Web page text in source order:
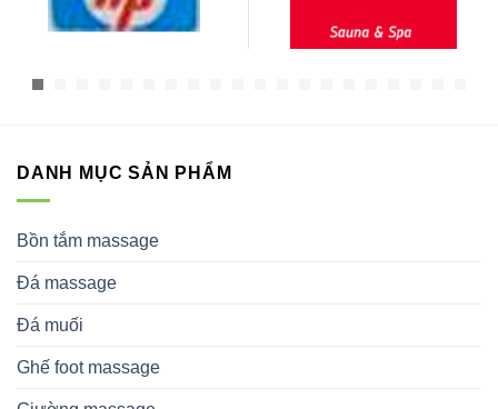
DANH MỤC SẢN PHẨM
Bồn tắm massage
Đá massage
Đá muối
Ghế foot massage